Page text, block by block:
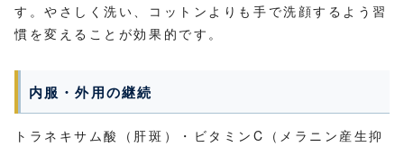
す。やさしく洗い、コットンよりも手で洗顔するよう習
慣を変えることが効果的です。
内服・外用の継続
トラネキサム酸（肝斑）・ビタミンC（メラニン産生抑